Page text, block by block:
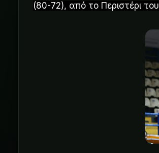
(80-72), από το Περιστέρι του